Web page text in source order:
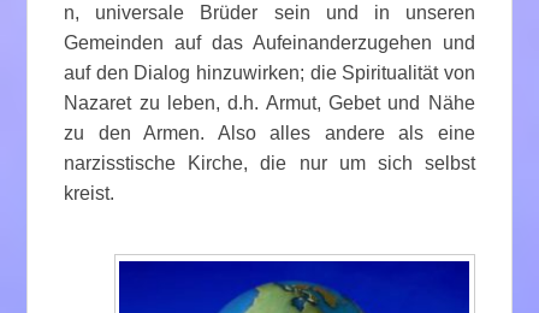
n, universale Brüder sein und in unseren
Gemeinden auf das Aufeinanderzugehen und
auf den Dialog hinzuwirken; die Spiritualität von
Nazaret zu leben, d.h. Armut, Gebet und Nähe
zu den Armen. Also alles andere als eine
narzisstische Kirche, die nur um sich selbst
kreist.